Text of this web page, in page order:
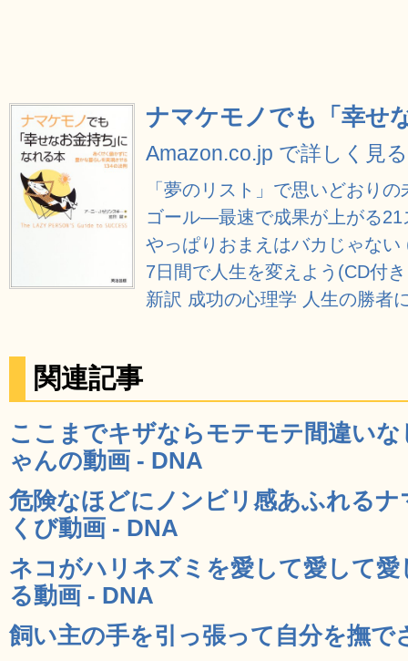
ナマケモノでも「幸せ
Amazon.co.jp で詳しく見る
「夢のリスト」で思いどおり
ゴール―最速で成果が上がる21
やっぱりおまえはバカじゃない
7日間で人生を変えよう(CD付
新訳 成功の心理学 人生の勝者
関連記事
ここまでキザならモテモテ間違い
ゃんの動画 - DNA
危険なほどにノンビリ感あふれる
くび動画 - DNA
ネコがハリネズミを愛して愛して
る動画 - DNA
飼い主の手を引っ張って自分を撫で